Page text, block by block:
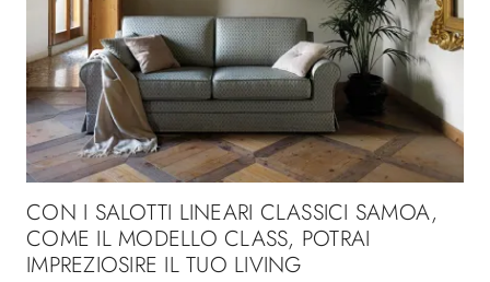
CON I SALOTTI LINEARI CLASSICI SAMOA,
COME IL MODELLO CLASS, POTRAI
IMPREZIOSIRE IL TUO LIVING